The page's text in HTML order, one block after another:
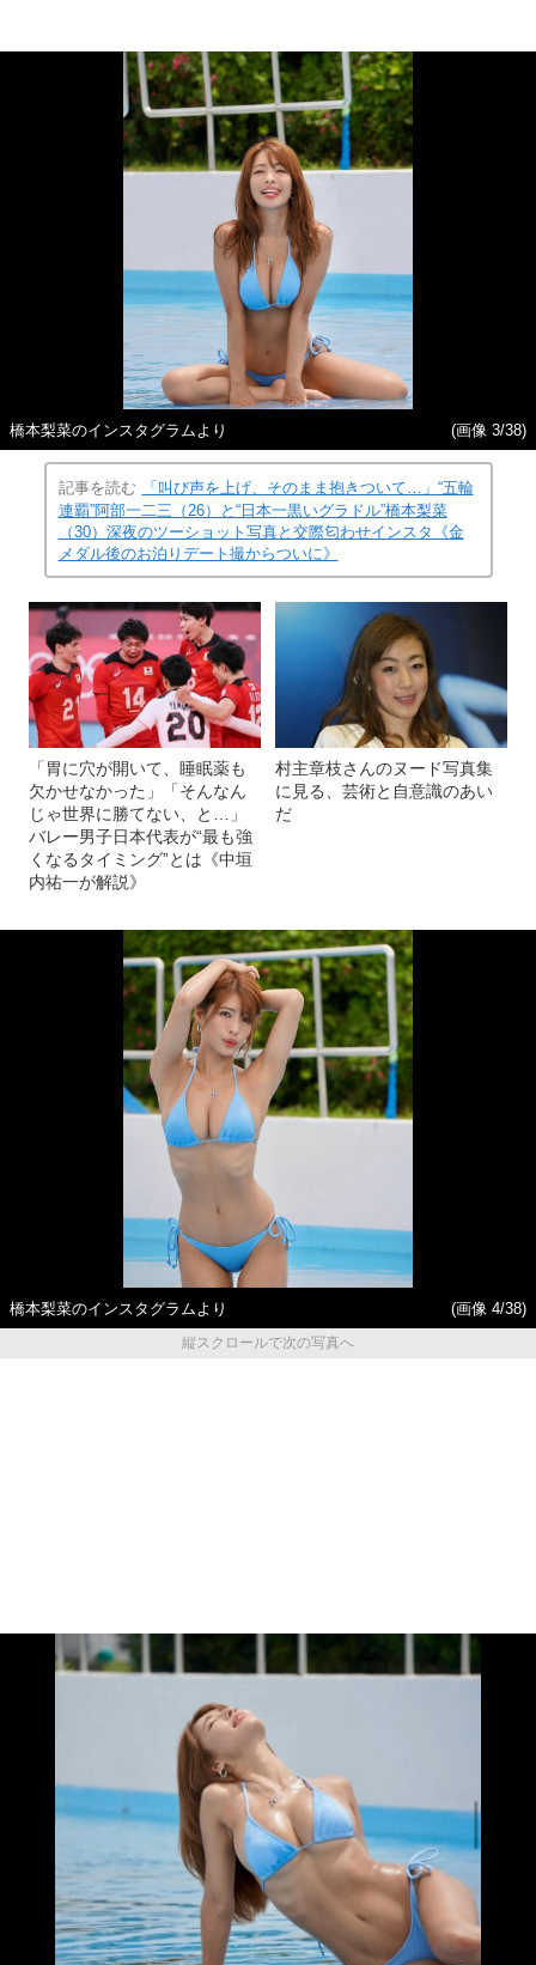
橋本梨菜のインスタグラムより (画像 3/38)
記事を読む
「叫び声を上げ、そのまま抱きついて…」“五輪
連覇”阿部一二三（26）と“日本一黒いグラドル”橋本梨菜
（30）深夜のツーショット写真と交際匂わせインスタ《金
メダル後のお泊りデート撮からついに》
「胃に穴が開いて、睡眠薬も
欠かせなかった」「そんなん
じゃ世界に勝てない、と…」
バレー男子日本代表が“最も強
くなるタイミング”とは《中垣
内祐一が解説》
村主章枝さんのヌード写真集
に見る、芸術と自意識のあい
だ
橋本梨菜のインスタグラムより
(画像 4/38)
縦スクロールで次の写真へ